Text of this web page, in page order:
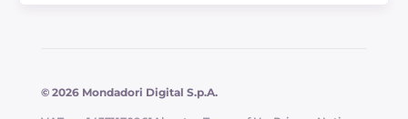
© 2026 Mondadori Digital S.p.A.